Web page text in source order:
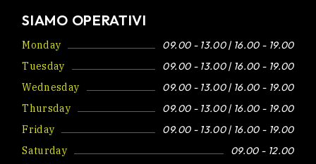
SIAMO OPERATIVI
Monday
09.00 - 13.00 | 16.00 - 19.00
Tuesday
09.00 - 13.00 | 16.00 - 19.00
Wednesday
09.00 - 13.00 | 16.00 - 19.00
Thursday
09.00 - 13.00 | 16.00 - 19.00
Friday
09.00 - 13.00 | 16.00 - 19.00
Saturday
09.00 - 12.00